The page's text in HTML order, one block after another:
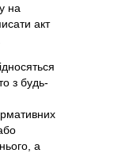
на
акт
з будь-
а